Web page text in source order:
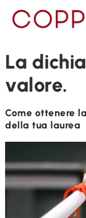
La
valore.
Come ottenere
della tua laurea